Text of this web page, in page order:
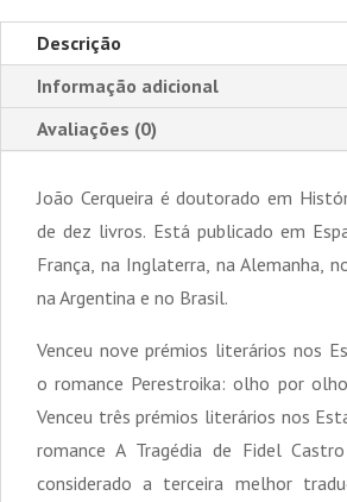
Descrição
Informação adicional
Avaliações (0)
João Cerqueira é doutorado em
de dez livros. Está publicado em
França, na Inglaterra, na Alemanha,
na Argentina e no Brasil.
Venceu nove prémios literários nos
o romance Perestroika: olho por
Venceu três prémios literários nos
romance A Tragédia de Fidel
considerado a terceira melhor